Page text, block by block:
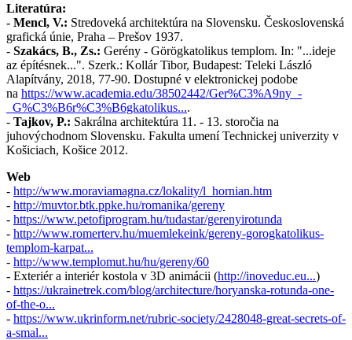
Literatúra:
- Mencl, V.: Stredoveká architektúra na Slovensku. Československá
grafická únie, Praha – Prešov 1937.
- Szakács, B., Zs.: Gerény - Görögkatolikus templom. In: "...ideje
az építésnek...". Szerk.: Kollár Tibor, Budapest: Teleki László
Alapítvány, 2018, 77-90. Dostupné v elektronickej podobe
na https://www.academia.edu/38502442/Ger%C3%A9ny_-
_G%C3%B6r%C3%B6gkatolikus....
- Tajkov, P.: Sakrálna architektúra 11. - 13. storočia na
juhovýchodnom Slovensku. Fakulta umení Technickej univerzity v
Košiciach, Košice 2012.
Web
- http://www.moraviamagna.cz/lokality/l_hornian.htm
- http://muvtor.btk.ppke.hu/romanika/gereny
- https://www.petofiprogram.hu/tudastar/gerenyirotunda
- http://www.romerterv.hu/muemlekeink/gereny-gorogkatolikus-
templom-karpat...
- http://www.templomut.hu/hu/gereny/60
- Exteriér a interiér kostola v 3D animácii (http://inoveduc.eu...)
- https://ukrainetrek.com/blog/architecture/horyanska-rotunda-one-
of-the-o...
- https://www.ukrinform.net/rubric-society/2428048-great-secrets-of-
a-smal...